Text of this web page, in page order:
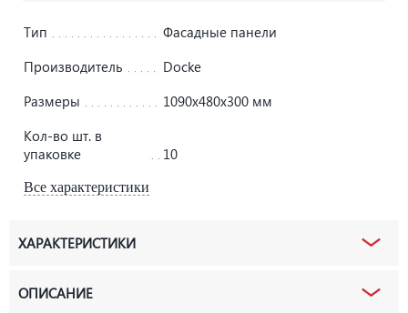
Тип
Фасадные панели
Производитель
Docke
Размеры
1090х480х300 мм
Кол-во шт. в
упаковке
10
Все характеристики
ХАРАКТЕРИСТИКИ
ОПИСАНИЕ